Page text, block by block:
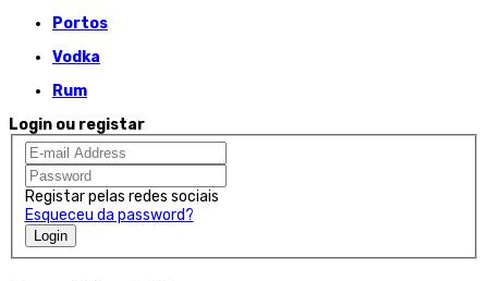
Portos
Vodka
Rum
Login ou registar
Registar pelas redes sociais
Esqueceu da password?
Login